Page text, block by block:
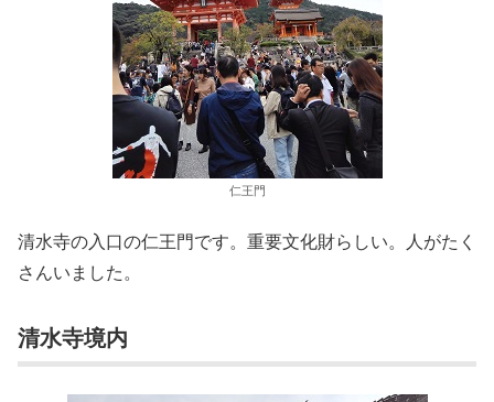
仁王門
清水寺の入口の仁王門です。重要文化財らしい。人がたく
さんいました。
清水寺境内